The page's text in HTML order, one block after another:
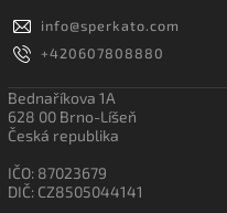
info@sperkato.com
+420607808880
Bednaříkova 1A
628 00 Brno-Líšeň
Česká republika
IČO: 87023679
DIČ: CZ8505044141